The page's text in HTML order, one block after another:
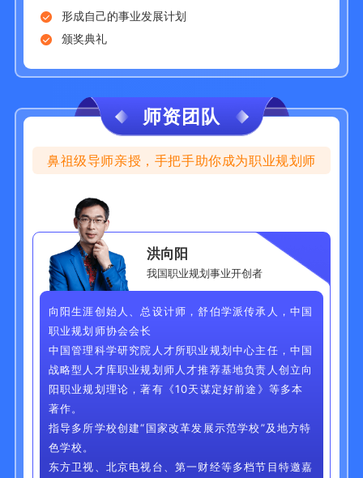
形成自己的事业发展计划
颁奖典礼
师资团队
鼻祖级导师亲授，手把手助你成为职业规划师
洪向阳
我国职业规划事业开创者
向阳生涯创始人、总设计师，舒伯学派传承人，中国
职业规划师协会会长
中国管理科学研究院人才所职业规划中心主任，中国
战略型人才库职业规划师人才推荐基地负责人创立向
阳职业规划理论，著有《10天谋定好前途》等多本
著作。
指导多所学校创建“国家改革发展示范学校”及地方特
色学校。
东方卫视、北京电视台、第一财经等多档节目特邀嘉